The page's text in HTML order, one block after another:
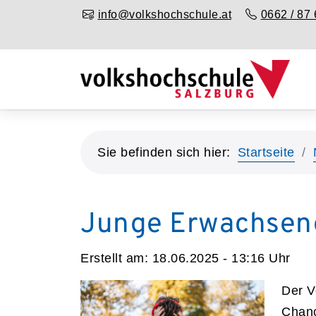
info@volkshochschule.at 0662 / 87
Sie befinden sich hier: Startseite
Junge
Erstellt am: 18.06.2025 - 13:16 Uhr
Der